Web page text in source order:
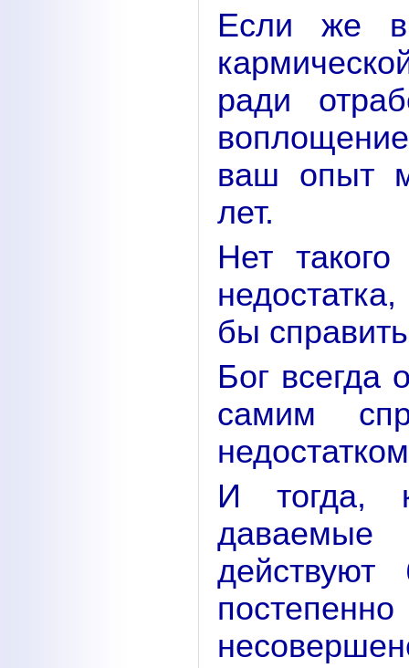
Если же
ради
ваш опыт
лет.
Нет такого
бы
Бог всегда
самим
И тогда,
действуют